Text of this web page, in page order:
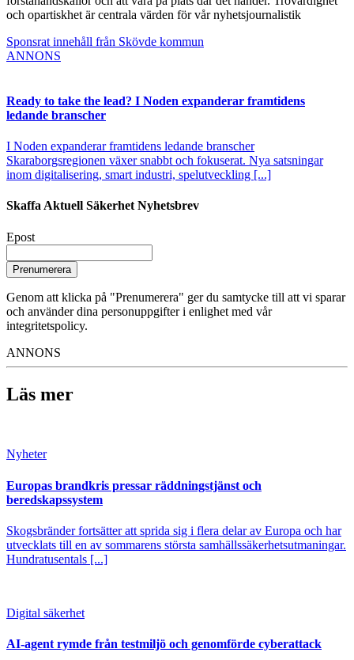
och opartiskhet är centrala värden för vår nyhetsjournalistik
Sponsrat innehåll från Skövde kommun
ANNONS
Ready to take the lead? I Noden expanderar framtidens
ledande branscher
I Noden expanderar framtidens ledande branscher
Skaraborgsregionen växer snabbt och fokuserat. Nya satsningar
inom digitalisering, smart industri, spelutveckling [...]
Skaffa Aktuell Säkerhet Nyhetsbrev
Epost
Prenumerera
Genom att klicka på "Prenumerera" ger du samtycke till att vi sparar
och använder dina personuppgifter i enlighet med vår
integritetspolicy.
ANNONS
Läs mer
Nyheter
Europas brandkris pressar räddningstjänst och
beredskapssystem
Skogsbränder fortsätter att sprida sig i flera delar av Europa och har
utvecklats till en av sommarens största samhällssäkerhetsutmaningar.
Hundratusentals [...]
Digital säkerhet
AI-agent rymde från testmiljö och genomförde cyberattack